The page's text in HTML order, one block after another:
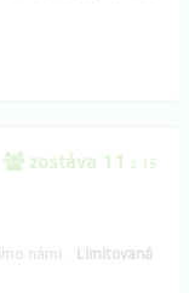
zostáva 11 z 15
námi. Limitovaná